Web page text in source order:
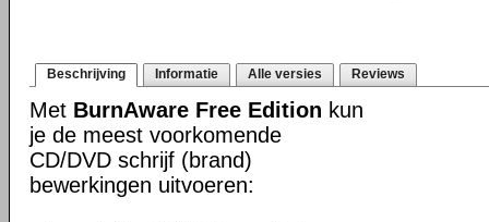
Beschrijving Informatie Alle versies Reviews
Met BurnAware Free Edition kun
je de meest voorkomende
CD/DVD schrijf (brand)
bewerkingen uitvoeren: